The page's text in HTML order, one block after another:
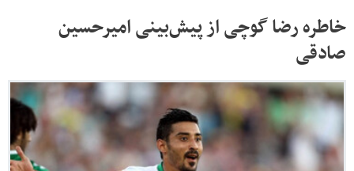
خاطره رضا گوچی از پیش‌بینی امیرحسین
صادقی